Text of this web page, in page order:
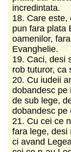
incredintata.
18. Care este,
pun fara plata
oamenilor,
Evanghelie.
19. Caci, desi
rob tuturor, ca
20. Cu iudeii
dobandesc pe
de sub lege,
dobandesc pe
21. Cu cei ce
fara lege, desi
ci avand